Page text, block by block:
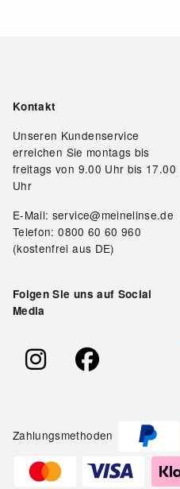
Kontakt
Unseren Kundenservice
erreichen Sie montags bis
freitags von 9.00 Uhr bis 17.00
Uhr
E-Mail: service@meinelinse.de
Telefon: 0800 60 60 960
(kostenfrei aus DE)
Folgen Sie uns auf Social
Media
Zahlungsmethoden